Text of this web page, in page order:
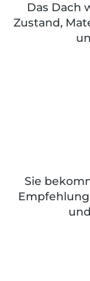
Das Dach
Zustand,
Sie